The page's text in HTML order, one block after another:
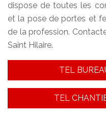
dispose de toutes les
et la pose de portes et
de la profession.
Saint Hilaire.
TEL
TEL